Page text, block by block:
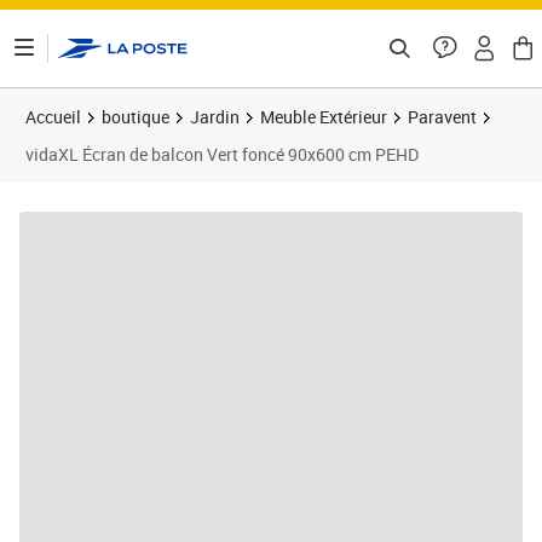
Accueil boutique Jardin Meuble Extérieur
Paravent
vidaXL Écran de balcon Vert foncé 90x600 cm PEHD